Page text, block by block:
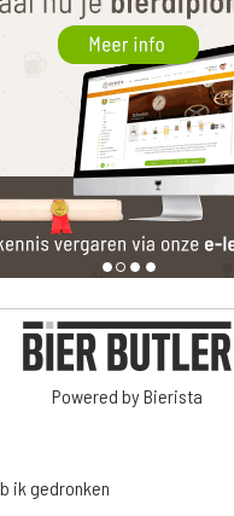
Powered by Bierista
ik gedronken